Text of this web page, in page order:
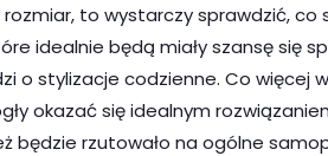
rozmiar, to wystarczy sprawdzić,
idealnie będą miały szansę się
o stylizacje codzienne. Co więcej
okazać się idealnym
będzie rzutowało na ogólne